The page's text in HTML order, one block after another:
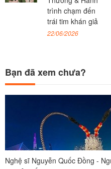
trình chạm đến
trái tim khán giả
22/06/2026
Bạn đã xem chưa?
Nghệ sĩ Nguyễn Quốc Đồng -